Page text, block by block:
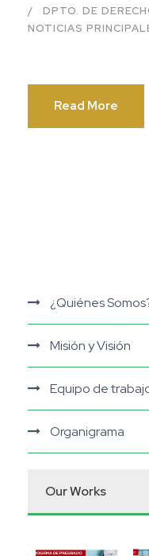
DPTO. DE
NOTICIAS
Read More
¿Quiénes
Misión y Visión
Equipo de
Organigrama
Our Works